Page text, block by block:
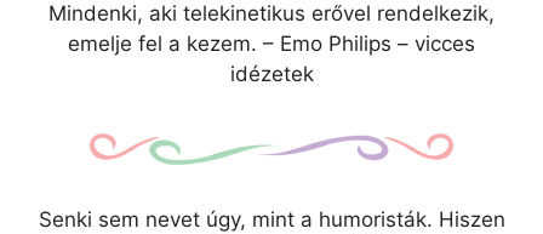
Mindenki, aki telekinetikus erővel rendelkezik,
emelje fel a kezem. – Emo Philips – vicces
idézetek
Senki sem nevet úgy, mint a humoristák. Hiszen